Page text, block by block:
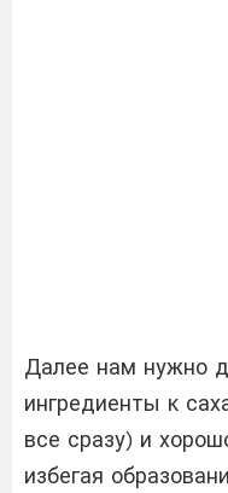
Далее нам нужно
ингредиенты к
все сразу) и
избегая